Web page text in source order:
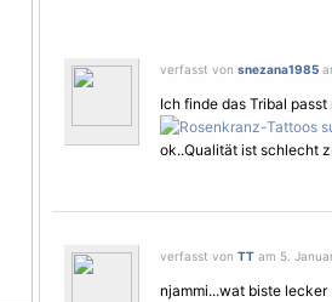
verfasst von snezana1985
Ich finde das Tribal passt
ok..Qualität ist schlecht
verfasst von TT am 5.
njammi...wat biste lecker